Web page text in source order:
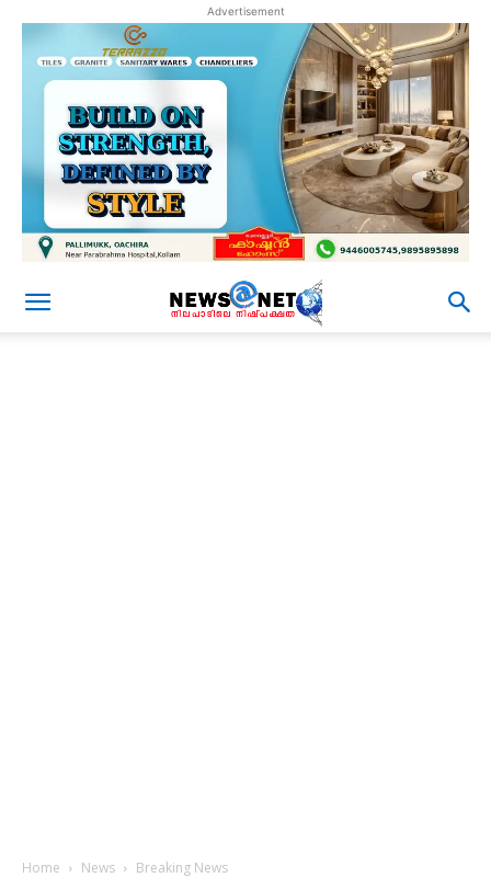
Advertisement
Home News Breaking News